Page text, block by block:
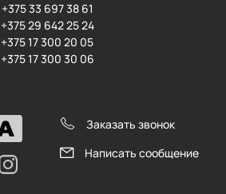
+375 33 697 38 61
+375 29 642 25 24
+375 17 300 20 05
+375 17 300 30 06
Заказать звонок
Написать сообщение